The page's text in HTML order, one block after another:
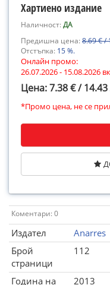
Хартиено издание
Наличност:ДА
Предишна цена:8.69 € /
Отстъпка: 15 %.
Онлайн промо:
26.07.2026 - 15.08.2026
Цена: 7.38 € /
*Промо цена, не се
Коментари: 0
Издател
Anarres
Брой
страници
112
Година на
2013